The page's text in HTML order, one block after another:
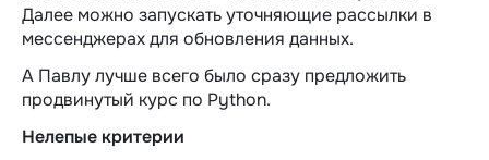
Далее можно запускать уточняющие рассылки в
мессенджерах для обновления данных.
А Павлу лучше всего было сразу предложить
продвинутый курс по Python.
Нелепые критерии